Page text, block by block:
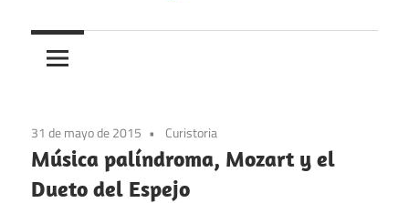
Curistoria
y
anécdotas
historia
31 de mayo de 2015 Curistoria
Música palíndroma, Mozart y el
Dueto del Espejo